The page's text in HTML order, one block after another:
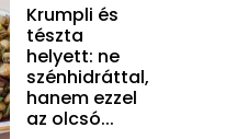
Krumpli és
tészta
helyett: ne
szénhidráttal,
hanem ezzel
az olcsó...